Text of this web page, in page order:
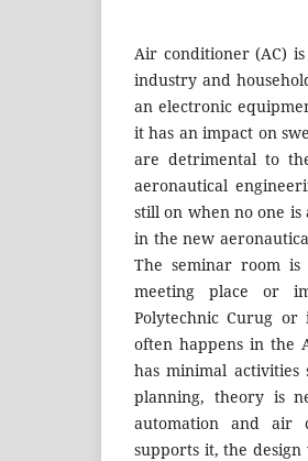
Air conditioner (AC)
industry and
an electronic
it has an impact on
are detrimental to
aeronautical
still on when no one is
in the new
The seminar room
meeting place or
Polytechnic Curug
often happens in the
has minimal
planning, theory is
automation and air
supports it, the